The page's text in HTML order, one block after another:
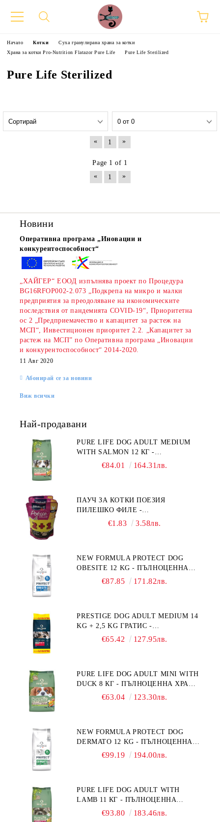
Flatazor,
Начало Котки
Суха гранулирана храна за котки
Храна за котки Pro-Nutrition Flatazor Pure Life
Pure Life Sterilized
Pure Life Sterilized
« 1 »
Page 1 of 1
«
1 »
Новини
Оперативна програма „Иновации и
конкурентоспособност“
„ХАЙГЕР“ ЕООД изпълнява проект по Процедура
BG16RFOP002-2.073 „Подкрепа на микро и малки
предприятия за преодоляване на икономическите
последствия от пандемията COVID-19“, Приоритетна
ос 2 „Предприемачество и капацитет за растеж на
МСП“, Инвестиционен приоритет 2.2. „Капацитет за
растеж на МСП” по Оперативна програма „Иновации
и конкурентоспособност“ 2014-2020.
11 Авг 2020
Абонирай се за новини
Виж всички
Най-продавани
PURE LIFE DOG ADULT MEDIUM
WITH SALMON 12 КГ -
ПЪЛНОЦЕННА ХРАНА ЗА
БЕЗ ЗЪРНО, БЕЗ ГЛУТЕН.
ПРОИЗВЕДЕНА ВЪВ ФРАНЦИЯ.
€84.01 164.31лв.
ПАУЧ ЗА КОТКИ ПОЕЗИЯ
ПИЛЕШКО ФИЛЕ -
ПРОМОКОМПЛЕКТ 3 БР.
€1.83 3.58лв.
NEW FORMULA PROTECT DOG
OBESITE 12 KG - ПЪЛНОЦЕННА
ДИЕТИЧНА ХРАНА ЗА КУЧЕТА
"РЕГУЛИРАНЕ НА ВНОСА НА
ГЛЮКОЗА (DIABETES MELLITUS)."
€87.85 171.82лв.
PRESTIGE DOG ADULT MEDIUM 14
KG + 2,5 KG ГРАТИС -
ПЪЛНОЦЕННА ХРАНА ЗА
€65.42 127.95лв.
PURE LIFE DOG ADULT MINI WITH
DUCK 8 КГ - ПЪЛНОЦЕННА ХРАНА
ЗА ПОРАСНАЛИ КУЧЕТА ОТ
ГЛУТЕН. ПРОИЗВЕДЕНА ВЪВ
ФРАНЦИЯ.
€63.04 123.30лв.
NEW FORMULA PROTECT DOG
DERMATO 12 KG - ПЪЛНОЦЕННА
ДИЕТИЧНА ХРАНА ЗА КУЧЕТА
ДЕРМАТОЗИ И СИЛНО ИЗРАЗЕНА
ЗАГУБА НА КОЗИНА".
"НАМАЛЯВАНЕ НА
€99.19 194.00лв.
PURE LIFE DOG ADULT WITH
LAMB 11 КГ - ПЪЛНОЦЕННА
ХРАНА ЗА ПОРАСНАЛИ КУЧЕТА С
€93.80 183.46лв.